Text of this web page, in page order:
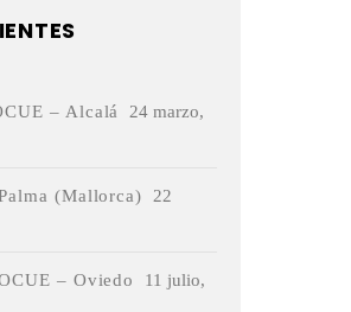
– Alcalá
24 marzo,
(Mallorca)
22
– Oviedo
11 julio,